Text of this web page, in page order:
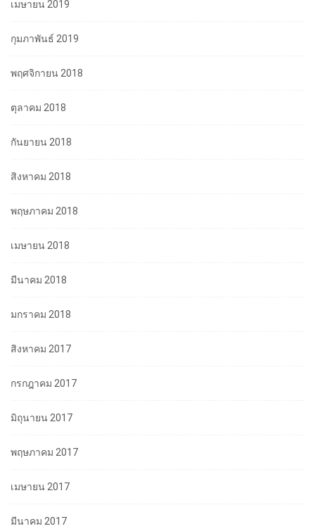
เมษายน 2019
กุมภาพันธ์ 2019
พฤศจิกายน 2018
ตุลาคม 2018
กันยายน 2018
สิงหาคม 2018
พฤษภาคม 2018
เมษายน 2018
มีนาคม 2018
มกราคม 2018
สิงหาคม 2017
กรกฎาคม 2017
มิถุนายน 2017
พฤษภาคม 2017
เมษายน 2017
มีนาคม 2017